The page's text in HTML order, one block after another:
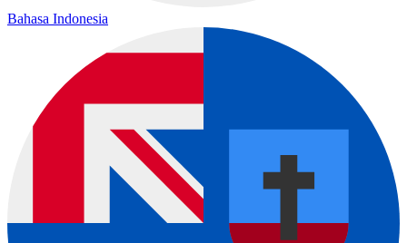
Bahasa Indonesia